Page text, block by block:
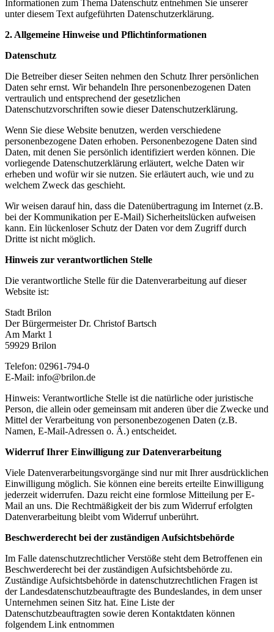
Informationen zum Thema Datenschutz entnehmen Sie unserer
unter diesem Text aufgeführten Datenschutzerklärung.
2. Allgemeine Hinweise und Pflichtinformationen
Datenschutz
Die Betreiber dieser Seiten nehmen den Schutz Ihrer persönlichen
Daten sehr ernst. Wir behandeln Ihre personenbezogenen Daten
vertraulich und entsprechend der gesetzlichen
Datenschutzvorschriften sowie dieser Datenschutzerklärung.
Wenn Sie diese Website benutzen, werden verschiedene
personenbezogene Daten erhoben. Personenbezogene Daten sind
Daten, mit denen Sie persönlich identifiziert werden können. Die
vorliegende Datenschutzerklärung erläutert, welche Daten wir
erheben und wofür wir sie nutzen. Sie erläutert auch, wie und zu
welchem Zweck das geschieht.
Wir weisen darauf hin, dass die Datenübertragung im Internet (z.B.
bei der Kommunikation per E-Mail) Sicherheitslücken aufweisen
kann. Ein lückenloser Schutz der Daten vor dem Zugriff durch
Dritte ist nicht möglich.
Hinweis zur verantwortlichen Stelle
Die verantwortliche Stelle für die Datenverarbeitung auf dieser
Website ist:
Stadt Brilon
Der Bürgermeister Dr. Christof Bartsch
Am Markt 1
59929 Brilon
Telefon: 02961-794-0
E-Mail: info@brilon.de
Hinweis: Verantwortliche Stelle ist die natürliche oder juristische
Person, die allein oder gemeinsam mit anderen über die Zwecke und
Mittel der Verarbeitung von personenbezogenen Daten (z.B.
Namen, E-Mail-Adressen o. Ä.) entscheidet.
Widerruf Ihrer Einwilligung zur Datenverarbeitung
Viele Datenverarbeitungsvorgänge sind nur mit Ihrer ausdrücklichen
Einwilligung möglich. Sie können eine bereits erteilte Einwilligung
jederzeit widerrufen. Dazu reicht eine formlose Mitteilung per E-
Mail an uns. Die Rechtmäßigkeit der bis zum Widerruf erfolgten
Datenverarbeitung bleibt vom Widerruf unberührt.
Beschwerderecht bei der zuständigen Aufsichtsbehörde
Im Falle datenschutzrechtlicher Verstöße steht dem Betroffenen ein
Beschwerderecht bei der zuständigen Aufsichtsbehörde zu.
Zuständige Aufsichtsbehörde in datenschutzrechtlichen Fragen ist
der Landesdatenschutzbeauftragte des Bundeslandes, in dem unser
Unternehmen seinen Sitz hat. Eine Liste der
Datenschutzbeauftragten sowie deren Kontaktdaten können
folgendem Link entnommen